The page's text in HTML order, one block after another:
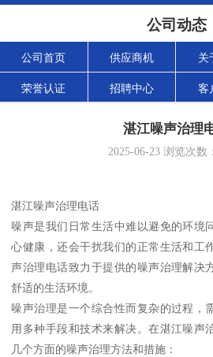
公司动态
公司首页 供应商机 关
荣誉认证 招聘中心 客
湛江噪声治理
2025-06-23浏览次数：
湛江噪声治理电话
噪声是我们日常生活中难以避免的环境
心健康，还会干扰我们的正常生活和工
声治理电话致力于提供的噪声治理解决
舒适的生活环境。
噪声治理是一个综合性而复杂的过程，
用多种手段和技术来解决。在湛江噪声
几个方面的噪声治理方法和措施：